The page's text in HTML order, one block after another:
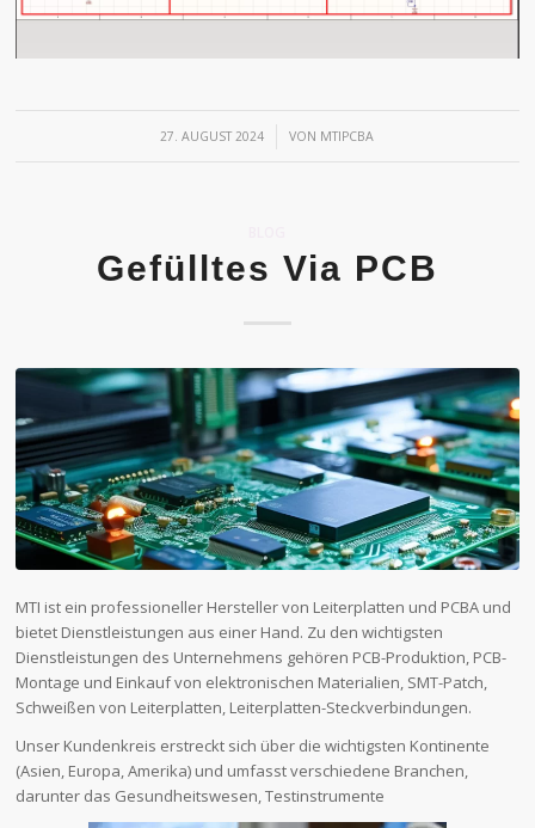
27. AUGUST 2024
/ VON MTIPCBA
Gefülltes Via PCB
MTI ist ein professioneller Hersteller von Leiterplatten und PCBA und
bietet Dienstleistungen aus einer Hand. Zu den wichtigsten
Dienstleistungen des Unternehmens gehören PCB-Produktion, PCB-
Montage und Einkauf von elektronischen Materialien, SMT-Patch,
Schweißen von Leiterplatten, Leiterplatten-Steckverbindungen.
Unser Kundenkreis erstreckt sich über die wichtigsten Kontinente
(Asien, Europa, Amerika) und umfasst verschiedene Branchen,
darunter das Gesundheitswesen, Testinstrumente